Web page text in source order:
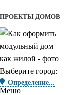
ПРОЕКТЫ ДОМОВ
Выберите город:
Определение...
Меню